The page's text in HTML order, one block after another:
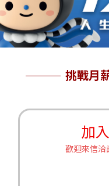
挑戰月
加
歡迎來信洽